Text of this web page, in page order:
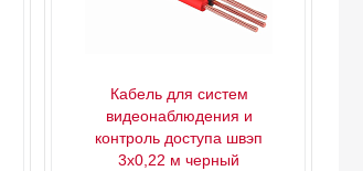
Кабель для систем
видеонаблюдения и
контроль доступа швэп
3х0,22 м черный